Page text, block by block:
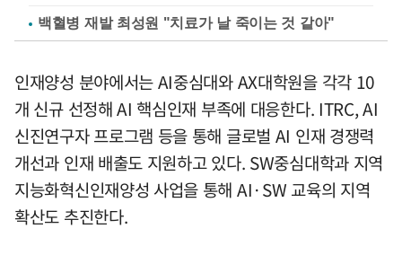
백혈병 재발 최성원 "치료가 날 죽이는 것 같아"
인재양성 분야에서는 AI중심대와 AX대학원을 각각 10
개 신규 선정해 AI 핵심인재 부족에 대응한다. ITRC, AI
신진연구자 프로그램 등을 통해 글로벌 AI 인재 경쟁력
개선과 인재 배출도 지원하고 있다. SW중심대학과 지역
지능화혁신인재양성 사업을 통해 AI·SW 교육의 지역
확산도 추진한다.